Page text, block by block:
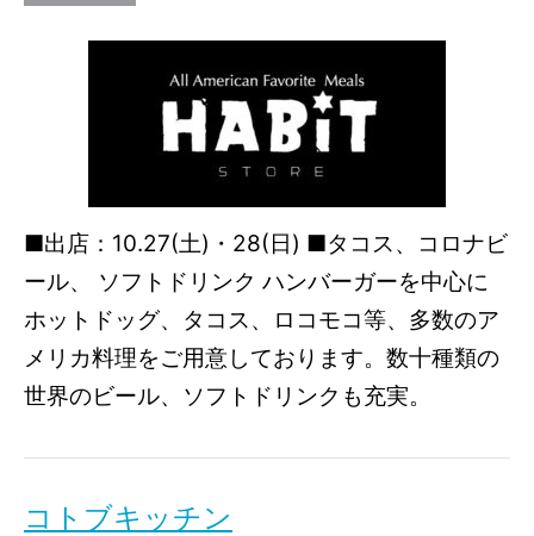
■出店：10.27(土)・28(日) ■タコス、コロナビ
ール、 ソフトドリンク ハンバーガーを中心に
ホットドッグ、タコス、ロコモコ等、多数のア
メリカ料理をご用意しております。数十種類の
世界のビール、ソフトドリンクも充実。
コトブキッチン